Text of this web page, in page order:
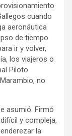
cuando
aeronáutica
de tiempo
ir y volver,
los viajeros o
Piloto
no
asumió. Firmó
y compleja,
la